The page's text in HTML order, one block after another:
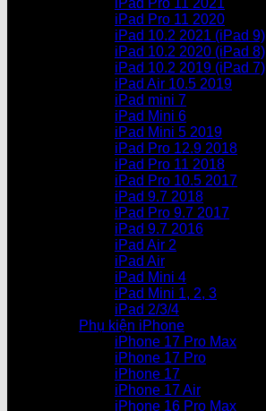
iPad Pro 11 2021
iPad Pro 11 2020
iPad 10.2 2021 (iPad 9)
iPad 10.2 2020 (iPad 8)
iPad 10.2 2019 (iPad 7)
iPad Air 10.5 2019
iPad mini 7
iPad Mini 6
iPad Mini 5 2019
iPad Pro 12.9 2018
iPad Pro 11 2018
iPad Pro 10.5 2017
iPad 9.7 2018
iPad Pro 9.7 2017
iPad 9.7 2016
iPad Air 2
iPad Air
iPad Mini 4
iPad Mini 1, 2, 3
iPad 2/3/4
Phụ kiện iPhone
iPhone 17 Pro Max
iPhone 17 Pro
iPhone 17
iPhone 17 Air
iPhone 16 Pro Max